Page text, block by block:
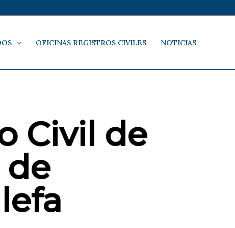
OFICINAS REGISTROS CIVILES NOTICIAS
Civil de
de